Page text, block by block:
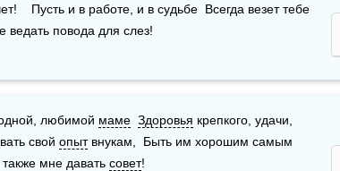
Пусть и в работе, и в судьбе  Всегда везет тебе
ведать повода для слез!
любимой маме Здоровья крепкого, удачи,
свой опыт внукам,  Быть им хорошим самым
мне давать совет!